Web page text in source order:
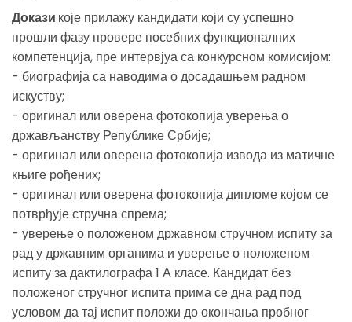
Докази које прилажу кандидати који су успешно
прошли фазу провере посебних функционалних
компетенција, пре интервјуа са конкурсном комисијом:
- биографија са наводима о досадашњем радном
искуству;
- оригинал или оверена фотокопија уверења о
држављанству Републике Србије;
- оригинал или оверена фотокопија извода из матичне
књиге рођених;
- оригинал или оверена фотокопија дипломе којом се
потврђује стручна спрема;
- уверење о положеном државном стручном испиту за
рад у државним органима и уверење о положеном
испиту за дактилографа 1 А класе. Кандидат без
положеног стручног испита прима се дна рад под
условом да тај испит положи до окончања пробног